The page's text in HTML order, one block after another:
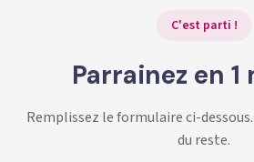
C'est parti !
Parrainez en
Remplissez le formulaire ci-
du reste.